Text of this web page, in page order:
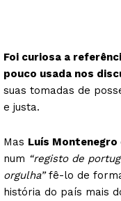
Foi curiosa a
pouco usada nos
suas tomadas de
e justa.
Mas Luís Montenegro
num “registo de
orgulha”fê-lo de
história do país mais